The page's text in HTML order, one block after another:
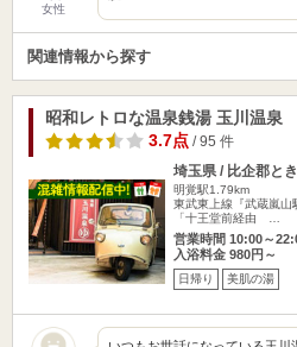
女性
関連情報から探す
昭和レトロな温泉銭湯 玉川温泉
3.7点/ 95 件
埼玉県 / 比企郡と
明覚駅1.79km
東武東上線『武蔵嵐山
「十王堂前経由 …
営業時間 10:00～
入浴料金 980円～
日帰り 美肌の湯